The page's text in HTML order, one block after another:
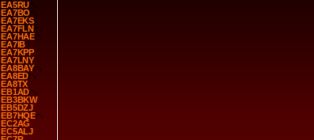
EA5RU
EA7BO
EA7EKS
EA7FLN
EA7HAE
EA7IB
EA7KPP
EA7LNY
EA8BAY
EA8ED
EA8TX
EB1AD
EB3BKW
EB5DZJ
EB7HQE
EC2AG
EC5ALJ